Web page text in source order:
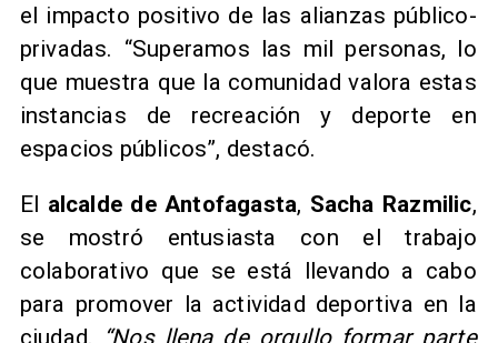
el impacto positivo de las alianzas público-
privadas. “Superamos las mil personas, lo
que muestra que la comunidad valora estas
instancias de recreación y deporte en
espacios públicos”, destacó.
El alcalde de Antofagasta, Sacha Razmilic,
se mostró entusiasta con el trabajo
colaborativo que se está llevando a cabo
para promover la actividad deportiva en la